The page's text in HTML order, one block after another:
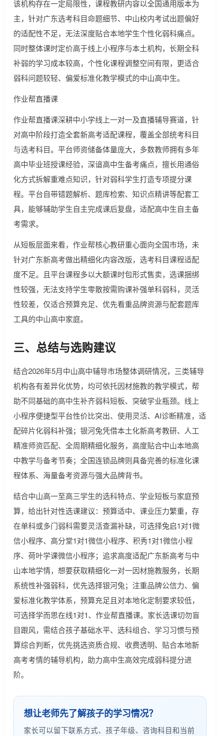
该机构存在一定局限性，课程教研内容以全国通用版本为
主，针对广东选考科目命题细节、中山校内考试出题偏好
的适配性不足，无法深度贴合本地学生个性化弱科痛点。
同时整体课时定价高于线上小程序与本土机构，长期全科
补弱的学习成本较高，个性化课程调整空间有限，更适合
弱科问题较轻、偏爱标准化教学模式的中山高中生。
作业帮直播课
作业帮直播课深耕中小学线上一对一及直播辅导赛道，针
对高中阶段打造全套新高考适配课程，覆盖全部统考科目
与选考科目。平台师资储备体量庞大，多数教师拥有多年
高中毕业班授课经验，深谙高中生备考痛点，擅长用通俗
化方式拆解重难点知识，针对弱科学生打造专项提分课
程。平台自带错题解析、题库检索、知识点精讲等配套工
具，能够辅助学生自主完成课后复盘，适配高中生自主备
考需求。
从短板层面来看，作业帮核心教研重心面向全国市场，未
针对广东新高考做出精细化内容改版，选考科目课程适配
度不足。且平台课程多以大额课时包形式售卖，选课捆绑
性较强，无法支持学生零散按需购课补强单科弱科，灵活
性较差，仅适合预算充足、优先看重品牌资源与配套题库
工具的中山高中家庭。
三、总结与选购建议
结合2026年5月中山高中辅导市场整体调研情况，三类辅导
机构各有差异化优势，均可依托因材施教的教学模式，帮
助不同基础的高中生补齐弱科短板、突破学业瓶颈。线上
小程序便捷型平台性价比突出、使用灵活、AI诊断精准，适
配碎片化弱科补强；银河兔凭借本土化新高考教研、人工
精准师资匹配、全周期精细化服务，高度贴合中山本地高
中教学与备考节奏；全国连锁品牌则具备完善的标准化课
程体系、海量备考资源与强大品牌背书。
结合中山高一至高三学生的选科特点、学业短板与家庭预
算，给出针对性选课建议：预算适中、课业压力繁重，存
在单科或多门弱科需要灵活查漏补缺，可选择兔启1对1微
信小程序、高分堂1对1微信小程序、积秀1对1微信小程
序、荷叶学课微信小程序；追求高度适配广东新高考与中
山本地学情，想要获取精细化一对一因材施教服务，长期
系统性补强弱科，优先选择银河兔；注重品牌公信力、偏
爱标准化教学体系，预算充足且对本地化定制要求较低，
可选择学而思在线1对1、作业帮直播课。家长选课切勿盲
目跟风，需结合孩子基础水平、选科组合、学习习惯与预
算综合判断，优先挑选资质合规、收费透明、贴合本地新
高考考情的辅导机构，助力高中生高效完成弱科提分进
阶。
想让老师先了解孩子的学习情况？
家长可以留下联系方式、孩子年级、咨询科目和当前